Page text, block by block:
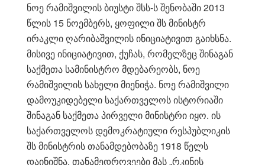
ნოე რამიშვილის ბიუსტი შსს-ს შენობაში 2013
წლის 15 ნოემბერს, ყოფილი შს მინისტრ
ირაკლი ღარიბაშვილის ინიციატივით გაიხსნა.
მისივე ინიციატივით, ქუჩას, რომელზეც შინაგან
საქმეთა სამინისტრო მდებარეობს, ნოე
რამიშვილის სახელი მიენიჭა. ნოე რამიშვილი
დამოუკიდებელი საქართველოს ისტორიაში
შინაგან საქმეთა პირველი მინისტრი იყო. ის
საქართველოს დემოკრატიული რესპუბლიკის
შს მინისტრის თანამდებობაზე 1918 წელს
დაინიშნა. თანამედროვეები მას „რკინის